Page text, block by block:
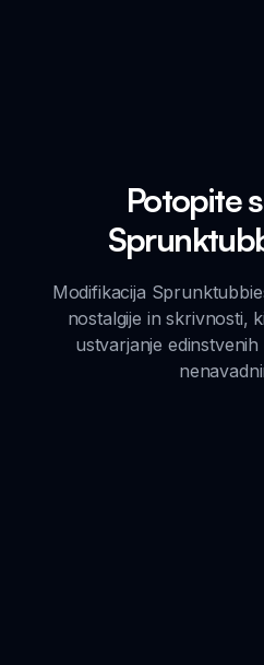
Potopite
Modifikacija
nostalgije in skrivnosti,
ustvarjanje